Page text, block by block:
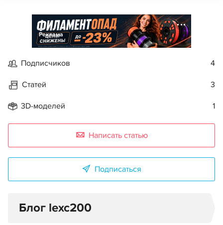
Реклама
Подписчиков 4
Статей 3
3D-моделей 1
Написать статью
Подписаться
Блог lexc200